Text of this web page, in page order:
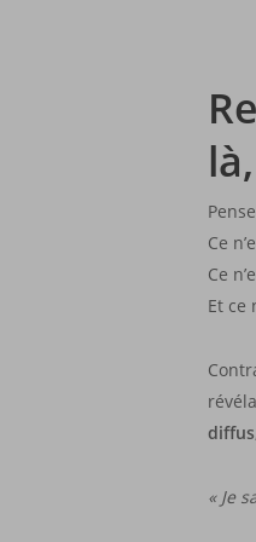
Ce
Ce
Et ce
diffus
« Je